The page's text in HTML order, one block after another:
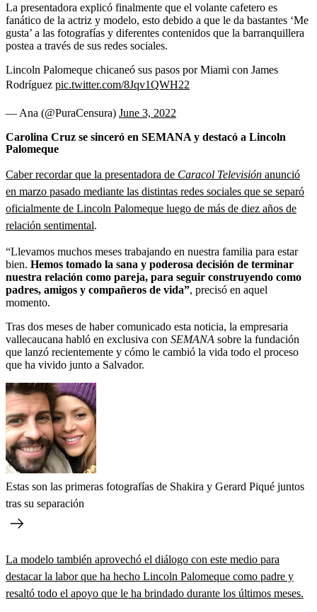
La presentadora explicó finalmente que el volante cafetero es
fanático de la actriz y modelo, esto debido a que le da bastantes ‘Me
gusta’ a las fotografías y diferentes contenidos que la barranquillera
postea a través de sus redes sociales.
Lincoln Palomeque chicaneó sus pasos por Miami con James
Rodríguez pic.twitter.com/8Jqv1QWH22
— Ana (@PuraCensura) June 3, 2022
Carolina Cruz se sinceró en SEMANA y destacó a Lincoln
Palomeque
Caber recordar que la presentadora de Caracol Televisión anunció
en marzo pasado mediante las distintas redes sociales que se separó
oficialmente de Lincoln Palomeque luego de más de diez años de
relación sentimental.
“Llevamos muchos meses trabajando en nuestra familia para estar
bien. Hemos tomado la sana y poderosa decisión de terminar
nuestra relación como pareja, para seguir construyendo como
padres, amigos y compañeros de vida”, precisó en aquel
momento.
Tras dos meses de haber comunicado esta noticia, la empresaria
vallecaucana habló en exclusiva con SEMANA sobre la fundación
que lanzó recientemente y cómo le cambió la vida todo el proceso
que ha vivido junto a Salvador.
Estas son las primeras fotografías de Shakira y Gerard Piqué juntos
tras su separación
La modelo también aprovechó el diálogo con este medio para
destacar la labor que ha hecho Lincoln Palomeque como padre y
resaltó todo el apoyo que le ha brindado durante los últimos meses.